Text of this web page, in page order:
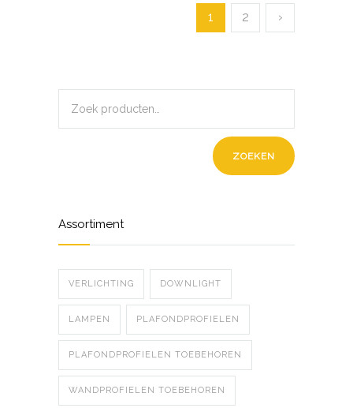
1 2 ›
ZOEKEN
Assortiment
VERLICHTING DOWNLIGHT
LAMPEN PLAFONDPROFIELEN
PLAFONDPROFIELEN TOEBEHOREN
WANDPROFIELEN TOEBEHOREN